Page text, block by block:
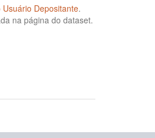
Depositante.
na página do dataset.